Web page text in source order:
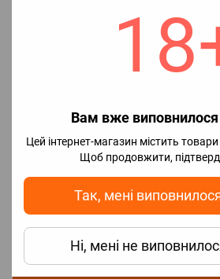
Вам вже виповнилося
Цей інтернет-магазин містить товари
Щоб продовжити,
Так, мені
Ні, мені не
Збалансований
Додайте перший
Написати